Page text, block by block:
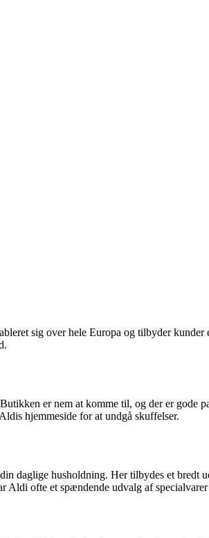
sig over hele Europa og tilbyder
er nem at komme til, og der er gode
hjemmeside for at undgå skuffelser.
daglige husholdning. Her tilbydes et
Aldi ofte et spændende udvalg af